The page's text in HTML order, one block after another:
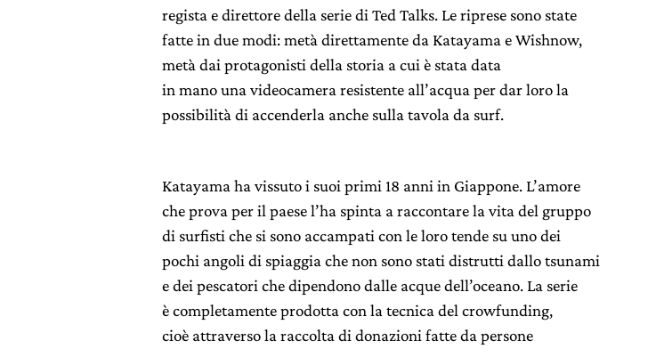
regista e direttore della serie di Ted Talks. Le riprese sono state
fatte in due modi: metà direttamente da Katayama e Wishnow,
metà dai protagonisti della storia a cui è stata data
in mano una videocamera resistente all’acqua per dar loro la
possibilità di accenderla anche sulla tavola da surf.
Katayama ha vissuto i suoi primi 18 anni in Giappone. L’amore
che prova per il paese l’ha spinta a raccontare la vita del gruppo
di surfisti che si sono accampati con le loro tende su uno dei
pochi angoli di spiaggia che non sono stati distrutti dallo tsunami
e dei pescatori che dipendono dalle acque dell’oceano. La serie
è completamente prodotta con la tecnica del crowfunding,
cioè attraverso la raccolta di donazioni fatte da persone